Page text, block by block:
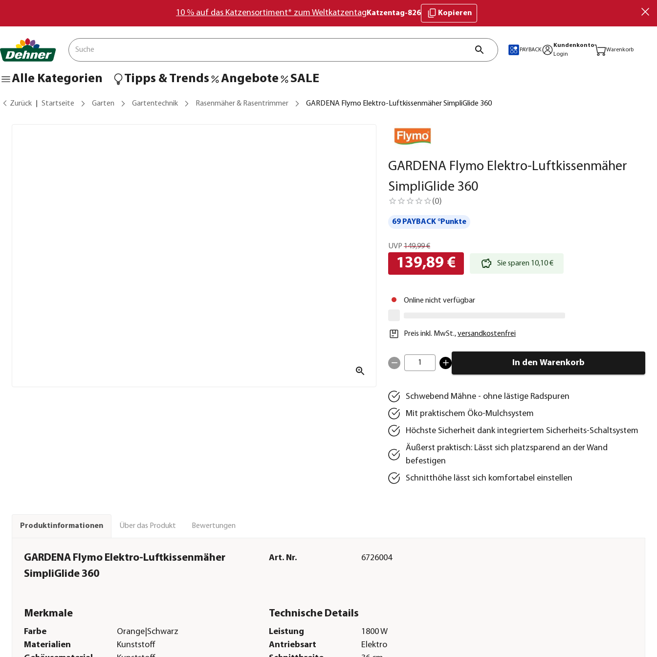
10 % auf das Katzensortiment* zum Weltkatzentag Katzentag-826 Kopieren
PAYBACK
Kundenkonto
Login
Warenkorb
Alle Kategorien Tipps & Trends Angebote SALE
Zurück Startseite Garten Gartentechnik Rasenmäher & Rasentrimmer GARDENA Flymo Elektro-Luftkissenmäher SimpliGlide 360
GARDENA Flymo Elektro-Luftkissenmäher
SimpliGlide 360
(0)
69 PAYBACK °Punkte
UVP 149,99 €
139,89 € Sie sparen 10,10 €
Online nicht verfügbar
Preis inkl. MwSt.,versandkostenfrei
1 In den Warenkorb
Schwebend Mähne - ohne lästige Radspuren
Mit praktischem Öko-Mulchsystem
Höchste Sicherheit dank integriertem Sicherheits-Schaltsystem
Äußerst praktisch: Lässt sich platzsparend an der Wand
befestigen
Schnitthöhe lässt sich komfortabel einstellen
Produktinformationen Über das Produkt Bewertungen
GARDENA Flymo Elektro-Luftkissenmäher
SimpliGlide 360
Art. Nr. 6726004
Merkmale
Farbe
Orange|Schwarz
Materialien
Kunststoff
Technische Details
Leistung
1800 W
Antriebsart
Elektro